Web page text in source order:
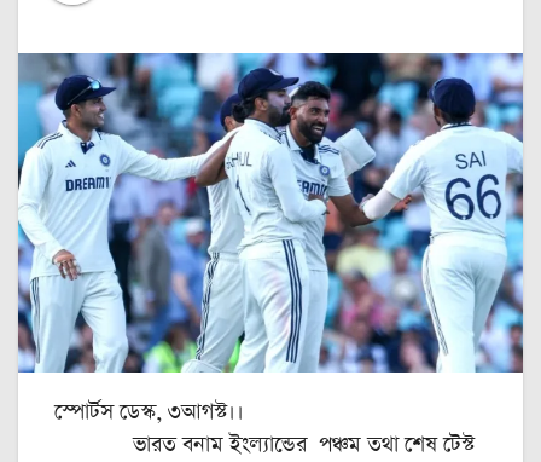
স্পোর্টস ডেস্ক, ৩আগস্ট।।
ভারত বনাম ইংল্যান্ডের পঞ্চম তথা শেষ টেস্ট